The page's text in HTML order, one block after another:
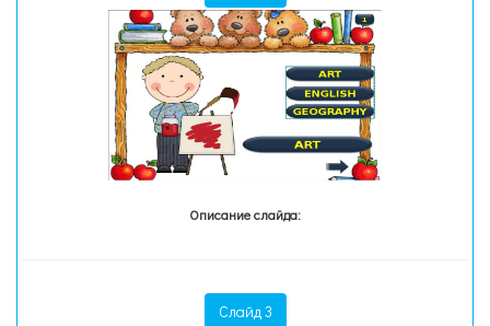
Описание слайда:
Слайд 3